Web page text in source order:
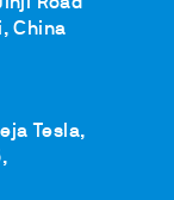
Road
China
Tesla,